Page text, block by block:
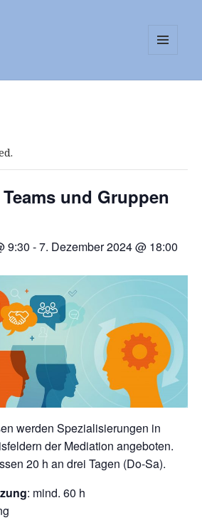
WIDGETS
und Gruppen
9:30 -7. Dezember 2024 @ 18:00
werden Spezialisierungen in
der Mediation angeboten.
20 h an drei Tagen (Do-Sa).
: mind. 60 h